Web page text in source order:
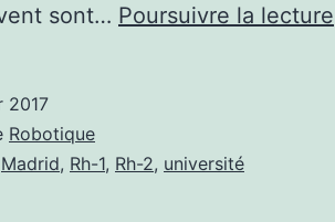
sont… Poursuivre la lecture
2017
Robotique
Madrid, Rh-1, Rh-2, université